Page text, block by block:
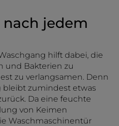
nach jedem
hilft dabei, die
und Bakterien zu
zu verlangsamen. Denn
bleibt zumindest etwas
Da eine feuchte
von Keimen
Waschmaschinentür